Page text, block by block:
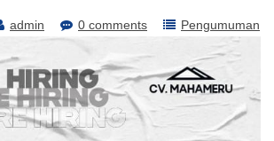
admin 0 comments Pengumuman